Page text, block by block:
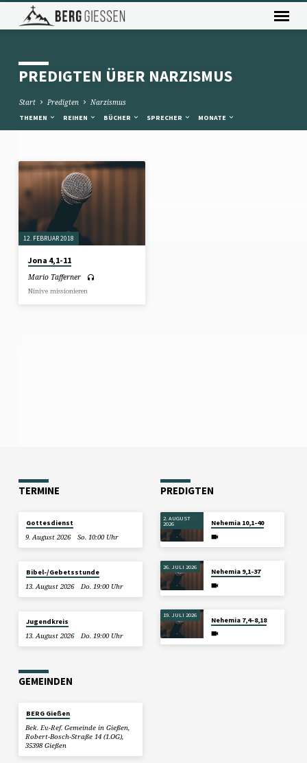
PREDIGTEN ÜBER NARZISMUS
Start Predigten Narzismus
THEMEN REIHEN BÜCHER SPRECHER MONATE
PREDIGTEN
ÜBER
NARZISMUS
12. FEBRUAR 2018
Jona 4,1-11
Mario Tafferner
Ninive missionieren
TERMINE
Gottesdienst
9. August 2026
So. 10:00 Uhr
Bibel-/Gebetsstunde
13. August 2026
Do. 19:00 Uhr
Jugendkreis
13. August 2026
Do. 19:00 Uhr
PREDIGTEN
2. AUGUST
2026 Nehemia 10,1-40
26. JULI 2026
Nehemia 9,1-37
19. JULI 2026
Nehemia 7,4–8,18
GEMEINDEN
BERG Gießen
Bek. Ev.-Ref. Gemeinde in Gießen,
Robert-Bosch-Straße 14 (1.OG),
35398 Gießen